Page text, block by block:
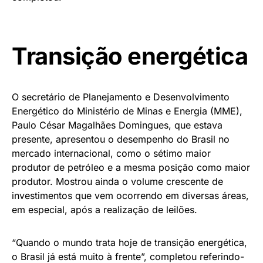
Transição energética
O secretário de Planejamento e Desenvolvimento
Energético do Ministério de Minas e Energia (MME),
Paulo César Magalhães Domingues, que estava
presente, apresentou o desempenho do Brasil no
mercado internacional, como o sétimo maior
produtor de petróleo e a mesma posição como maior
produtor. Mostrou ainda o volume crescente de
investimentos que vem ocorrendo em diversas áreas,
em especial, após a realização de leilões.
“Quando o mundo trata hoje de transição energética,
o Brasil já está muito à frente”, completou referindo-